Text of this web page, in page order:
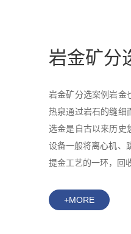
岩金矿分
岩金矿分选案例岩金
热泉通过岩石的缝细
选金是自古以来历史
设备一般将离心机、
提金工艺的一环，回
+MORE